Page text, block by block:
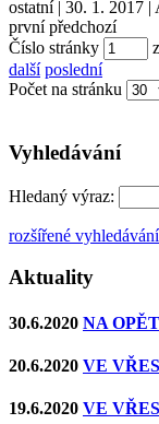
ostatní | 30. 1. 2017 |
první předchozí
Číslo stránky
další poslední
Počet na stránku
Vyhledávání
Hledaný výraz:
rozšířené
Aktuality
30.6.2020 NA
20.6.2020 VE
19.6.2020 VE